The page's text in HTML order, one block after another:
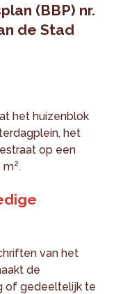
(BBP) nr.
de Stad
het huizenblok
het
op een
van het
de
of gedeeltelijk te